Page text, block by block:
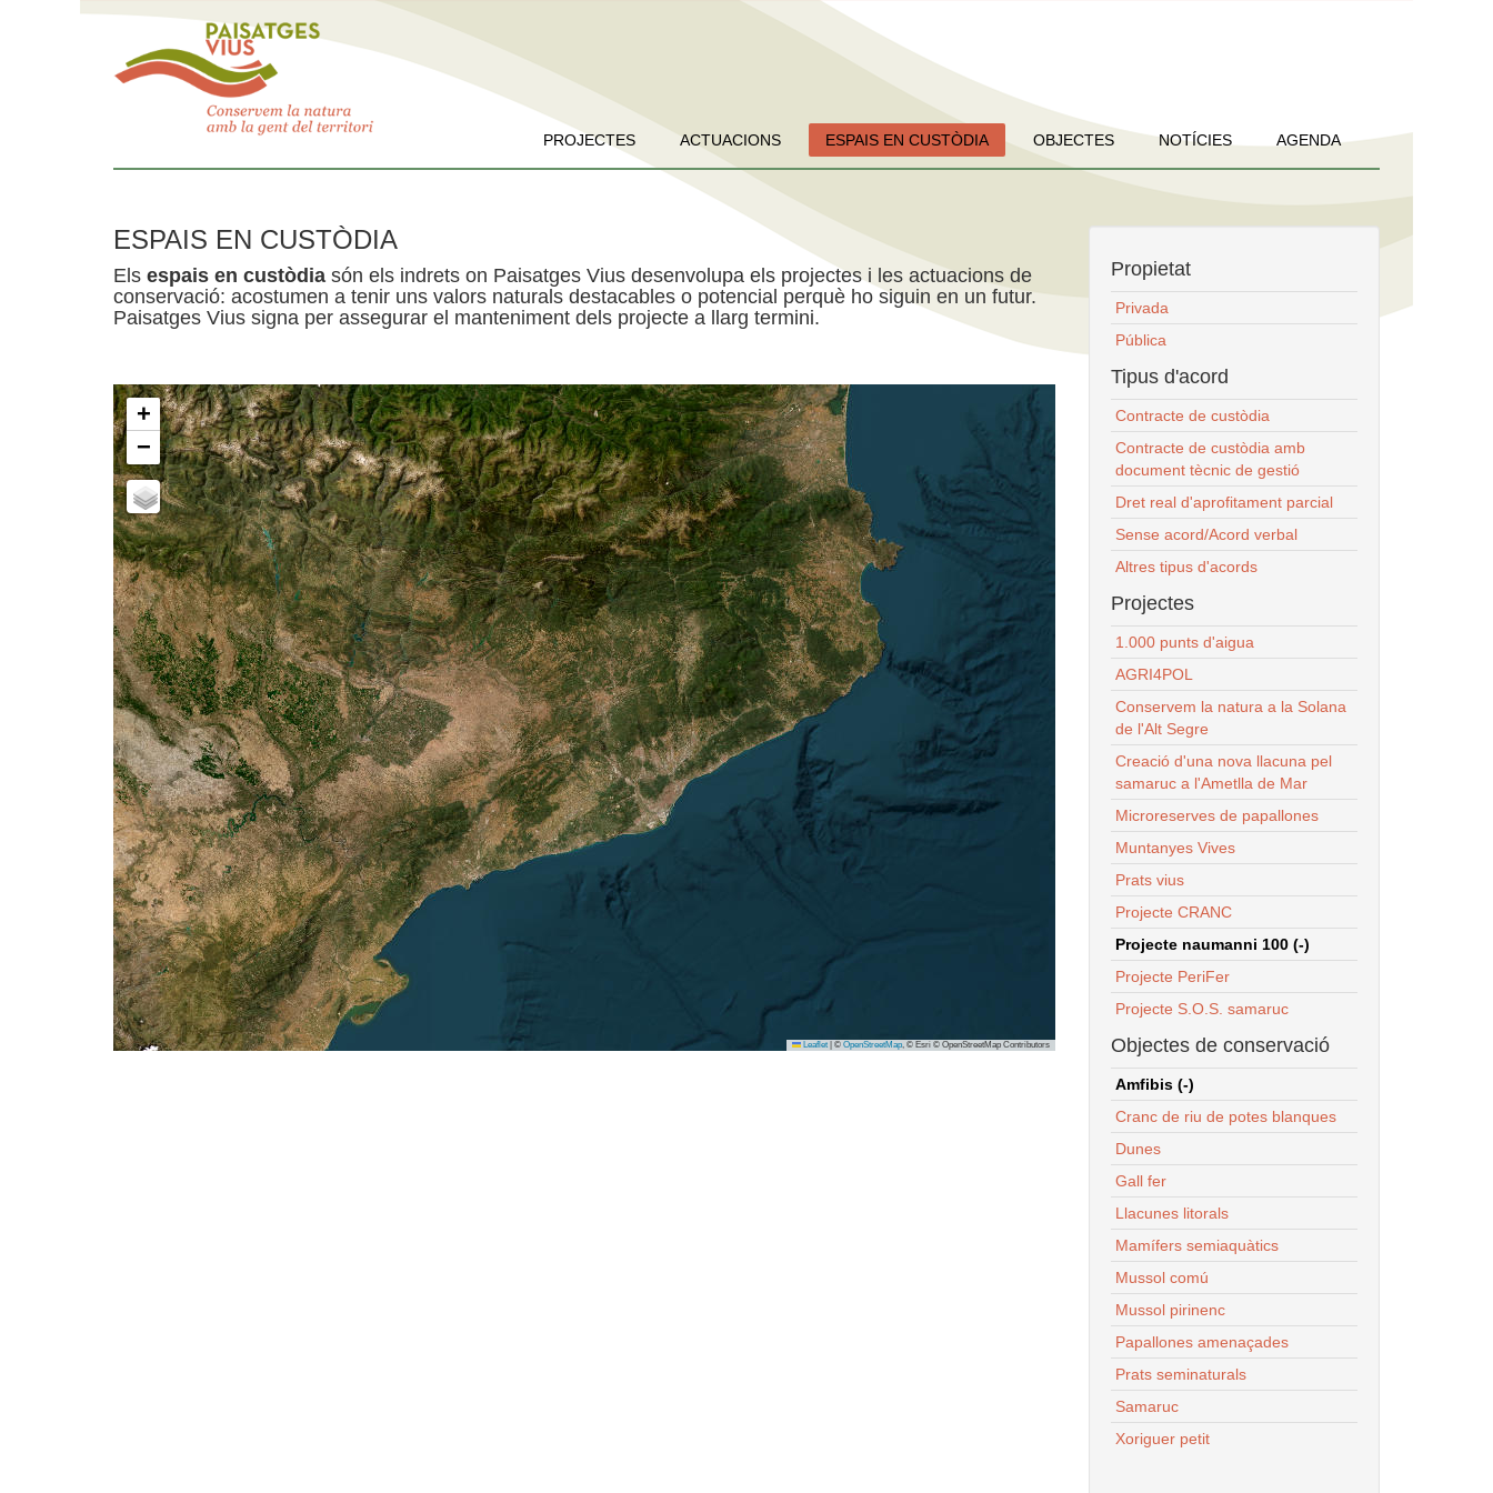
PROJECTES ACTUACIONS ESPAIS EN CUSTÒDIA OBJECTES NOTÍCIES AGENDA
ESPAIS EN CUSTÒDIA
Els espais en custòdia són els indrets on Paisatges Vius desenvolupa els projectes i les actuacions de
conservació: acostumen a tenir uns valors naturals destacables o potencial perquè ho siguin en un futur.
Paisatges Vius signa per assegurar el manteniment dels projecte a llarg termini.
+
−
Leaflet © OpenStreetMap, © Esri © OpenStreetMap Contributors
Propietat
Privada
Pública
Tipus d'acord
Contracte de custòdia
Contracte de custòdia amb
document tècnic de gestió
Dret real d'aprofitament parcial
Sense acord/Acord verbal
Altres tipus d'acords
Projectes
1.000 punts d'aigua
AGRI4POL
Conservem la natura a la Solana
de l'Alt Segre
Creació d'una nova llacuna pel
samaruc a l'Ametlla de Mar
Microreserves de papallones
Muntanyes Vives
Prats vius
Projecte CRANC
Projecte naumanni 100 (-)
Projecte PeriFer
Projecte S.O.S. samaruc
Objectes de conservació
Amfibis (-)
Cranc de riu de potes blanques
Dunes
Gall fer
Llacunes litorals
Mamífers semiaquàtics
Mussol comú
Mussol pirinenc
Papallones amenaçades
Prats seminaturals
Samaruc
Xoriguer petit